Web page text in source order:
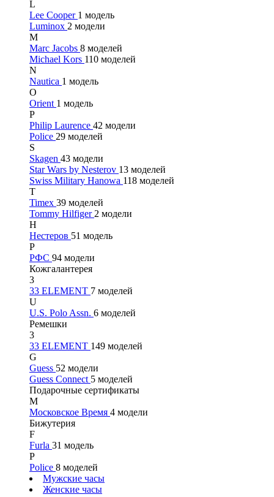
L
Lee Cooper 1 модель
Luminox 2 модели
M
Marc Jacobs 8 моделей
Michael Kors 110 моделей
N
Nautica 1 модель
O
Orient 1 модель
P
Philip Laurence 42 модели
Police 29 моделей
S
Skagen 43 модели
Star Wars by Nesterov 13 моделей
Swiss Military Hanowa 118 моделей
T
Timex 39 моделей
Tommy Hilfiger 2 модели
Н
Нестеров 51 модель
Р
РФС 94 модели
Кожгалантерея
3
33 ELEMENT 7 моделей
U
U.S. Polo Assn. 6 моделей
Ремешки
3
33 ELEMENT 149 моделей
G
Guess 52 модели
Guess Connect 5 моделей
Подарочные сертификаты
М
Московское Время 4 модели
Бижутерия
F
Furla 31 модель
P
Police 8 моделей
Мужские часы
Женские часы